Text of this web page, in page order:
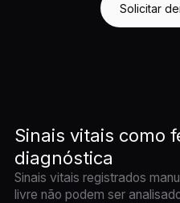
Solicitar
Sinais vitais como
diagnóstica
Sinais vitais registrados
livre não podem ser